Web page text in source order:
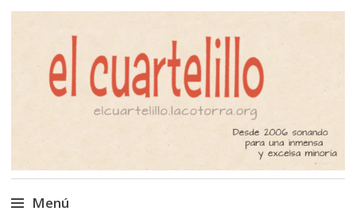
El Cuartelillo
Programa de radio de música
independiente. Podcast
Menú